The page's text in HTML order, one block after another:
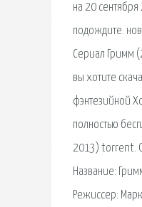
на 20
подождите.
Сериал Гримм
вы хотите
фэнтезийной
полностью
2013) torrent.
Название:
Режиссер: